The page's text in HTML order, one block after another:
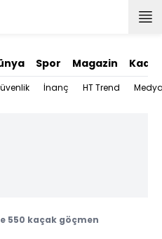
Spor Magazin Kadın
İnanç HT Trend
550 kaçak göçmen